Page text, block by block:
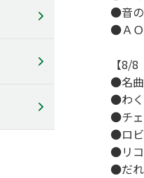
●音の
●Ａ
【8/
●名曲
●わく
●チェ
●ロビ
●リ
●だれ